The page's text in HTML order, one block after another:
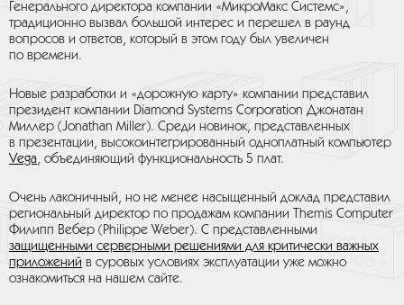
Генерального директора компании «МикроМакс Системс»,
традиционно вызвал большой интерес и перешел в раунд
вопросов и ответов, который в этом году был увеличен
по времени.
Новые разработки и «дорожную карту» компании представил
президент компании Diamond Systems Corporation Джонатан
Миллер (Jonathan Miller). Среди новинок, представленных
в презентации, высокоинтегрированный одноплатный компьютер
Vega, объединяющий функциональность 5 плат.
Очень лаконичный, но не менее насыщенный доклад представил
региональный директор по продажам компании Themis Computer
Филипп Вебер (Philippe Weber). С представленными
защищенными серверными решениями для критически важных
приложений в суровых условиях эксплуатации уже можно
ознакомиться на нашем сайте.